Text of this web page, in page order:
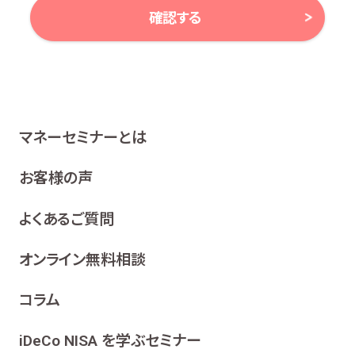
当社は、お客様の個人情報及び個人番号（以下「個人情報
当社は、個人情報等の保護に関する関係諸法令、ガイドラ
イン及び、所属金融商品取引業者の社内規程並びにこの
個人情報保護方針を遵守いたします。
2 利用目的
当社は、お客様の同意を得た場合及び法令等により例
必要な範囲内でお客様の個人情報を取り扱います。
ンケート、各種情報提供を行うため
確認する
マネーセミナーとは
お客様の声
よくあるご質問
オンライン無料相談
コラム
iDeCo NISA を学ぶセミナー